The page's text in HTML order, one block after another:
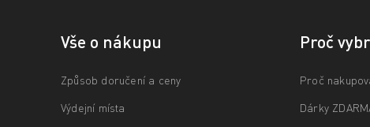
Vše o nákupu
Způsob doručení a ceny
Výdejní místa
Proč
Proč
Dárky